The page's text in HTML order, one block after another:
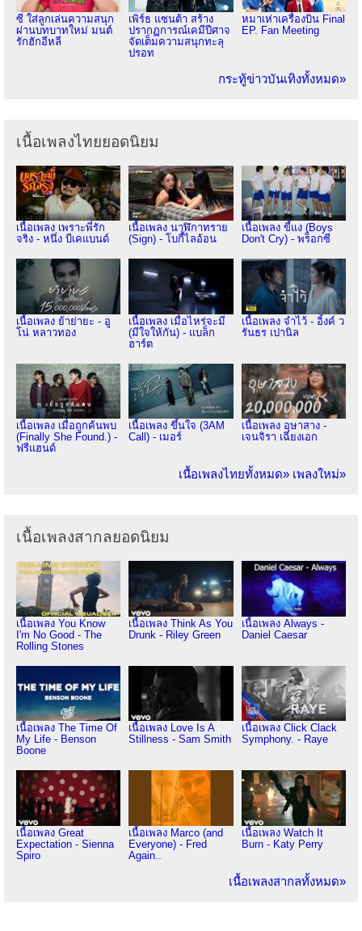
ซี ใส่ลูกเล่นความสนุก
ผ่านบทบาทใหม่ มนต์
รักฮักอีหลี
เพิร์ธ แซนต้า สร้าง
ปรากฏการณ์เคมีปีศาจ
จัดเต็มความสนุกทะลุ
ปรอท
หมาเห่าเครื่องบิน Final
EP. Fan Meeting
กระทู้ข่าวบันเทิงทั้งหมด»
เนื้อเพลงไทยยอดนิยม
เนื้อเพลง เพราะพี่รัก
จริง - หนึ่ง บีเคแบนด์
เนื้อเพลง นาฬิกาทราย
(Sign) - โบกี้ไลอ้อน
เนื้อเพลง ขี้แง (Boys
Don't Cry) - พร็อกซี
เนื้อเพลง ย้าย่ายะ - อู
โน่ หลาวทอง
เนื้อเพลง เมื่อไหร่จะมี
(มีใจให้กัน) - แบล็ก
ฮาร์ต
เนื้อเพลง จำไว้ - อิ้งค์ ว
รันธร เปานิล
เนื้อเพลง เมื่อถูกค้นพบ
(Finally She Found.) -
ฟรีแฮนด์
เนื้อเพลง ขึ้นใจ (3AM
Call) - เมอร์
เนื้อเพลง อุษาสาง -
เจนจิรา เฉียงเอก
เนื้อเพลงไทยทั้งหมด» เพลงใหม่»
เนื้อเพลงสากลยอดนิยม
เนื้อเพลง You Know
I'm No Good - The
Rolling Stones
เนื้อเพลง Think As You
Drunk - Riley Green
เนื้อเพลง Always -
Daniel Caesar
เนื้อเพลง The Time Of
My Life - Benson
Boone
เนื้อเพลง Love Is A
Stillness - Sam Smith
เนื้อเพลง Click Clack
Symphony. - Raye
เนื้อเพลง Great
Expectation - Sienna
Spiro
เนื้อเพลง Marco (and
Everyone) - Fred
Again..
เนื้อเพลง Watch It
Burn - Katy Perry
เนื้อเพลงสากลทั้งหมด»